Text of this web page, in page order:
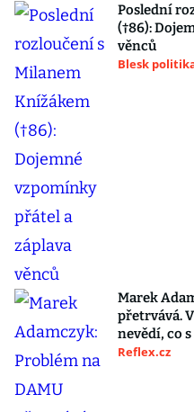
Poslední
(†86):
věnců
Blesk
Marek
přetrvává.
nevědí, co
Reflex.cz